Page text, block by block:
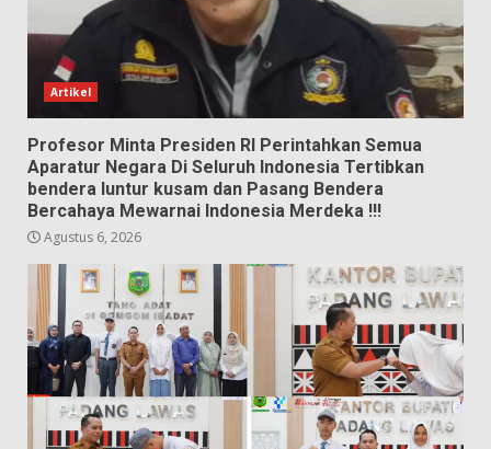
Artikel
Profesor Minta Presiden RI Perintahkan Semua
Aparatur Negara Di Seluruh Indonesia Tertibkan
bendera luntur kusam dan Pasang Bendera
Bercahaya Mewarnai Indonesia Merdeka !!!
Agustus 6, 2026